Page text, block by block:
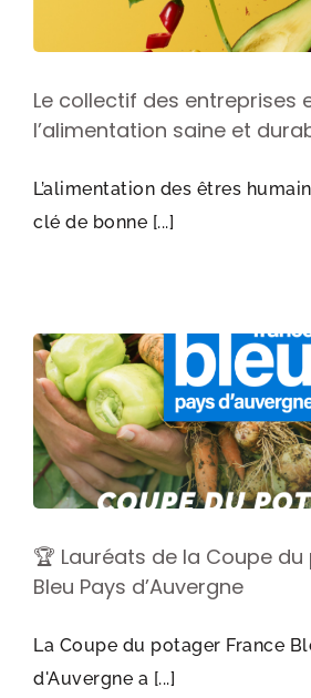
Le collectif des entreprises
l’alimentation saine et
L’alimentation des êtres
clé de bonne [...]
🏆 Lauréats de la Coupe
Bleu Pays d’Auvergne
La Coupe du potager France
d'Auvergne a [...]